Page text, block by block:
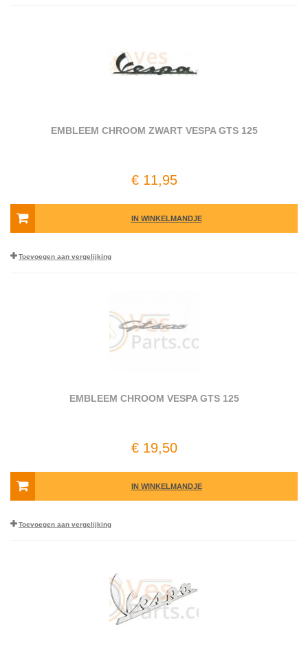
EMBLEEM CHROOM ZWART VESPA GTS 125
€ 11,95
IN WINKELMANDJE
Toevoegen aan vergelijking
EMBLEEM CHROOM VESPA GTS 125
€ 19,50
IN WINKELMANDJE
Toevoegen aan vergelijking